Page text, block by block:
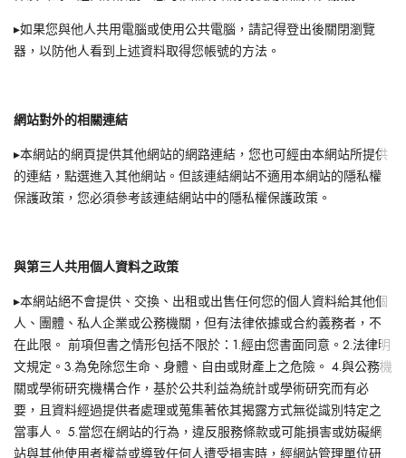
▸如果您與他人共用電腦或使用公共電腦，請記得登出後關閉瀏覽
器，以防他人看到上述資料取得您帳號的方法。
網站對外的相關連結
▸本網站的網頁提供其他網站的網路連結，您也可經由本網站所提供
的連結，點選進入其他網站。但該連結網站不適用本網站的隱私權
保護政策，您必須參考該連結網站中的隱私權保護政策。
與第三人共用個人資料之政策
▸本網站絕不會提供、交換、出租或出售任何您的個人資料給其他個
人、團體、私人企業或公務機關，但有法律依據或合約義務者，不
在此限。 前項但書之情形包括不限於：1.經由您書面同意。2.法律明
文規定。3.為免除您生命、身體、自由或財產上之危險。 4.與公務機
關或學術研究機構合作，基於公共利益為統計或學術研究而有必
要，且資料經過提供者處理或蒐集著依其揭露方式無從識別特定之
當事人。 5.當您在網站的行為，違反服務條款或可能損害或妨礙網
站與其他使用者權益或導致任何人遭受損害時，經網站管理單位研